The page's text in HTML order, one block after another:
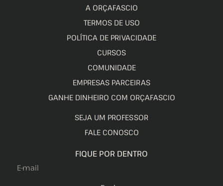
A ORÇAFASCIO
TERMOS DE USO
POLÍTICA DE PRIVACIDADE
CURSOS
COMUNIDADE
EMPRESAS PARCEIRAS
GANHE DINHEIRO COM ORÇAFASCIO
SEJA UM PROFESSOR
FALE CONOSCO
FIQUE POR DENTRO